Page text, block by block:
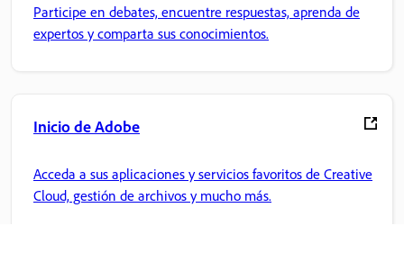
Participe en debates, encuentre respuestas, aprenda de
expertos y comparta sus conocimientos.
Inicio de Adobe
Acceda a sus aplicaciones y servicios favoritos de Creative
Cloud, gestión de archivos y mucho más.